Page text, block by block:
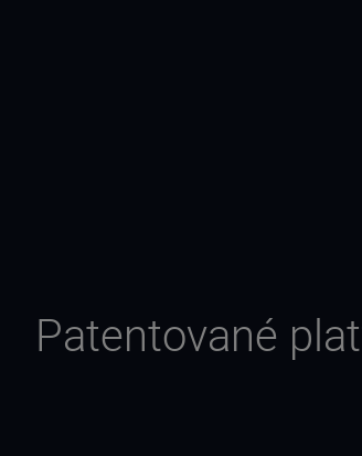
Patentované